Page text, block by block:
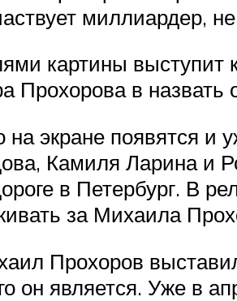
миллиардер,
картины выступит
Прохорова в назвать
экране появятся и
Камиля Ларина и
в Петербург. В
за Михаила
Прохоров
он является. Уже в